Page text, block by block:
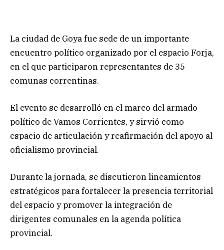
La ciudad de Goya fue sede de un importante
encuentro político organizado por el espacio Forja,
en el que participaron representantes de 35
comunas correntinas.
El evento se desarrolló en el marco del armado
político de Vamos Corrientes, y sirvió como
espacio de articulación y reafirmación del apoyo al
oficialismo provincial.
Durante la jornada, se discutieron lineamientos
estratégicos para fortalecer la presencia territorial
del espacio y promover la integración de
dirigentes comunales en la agenda política
provincial.